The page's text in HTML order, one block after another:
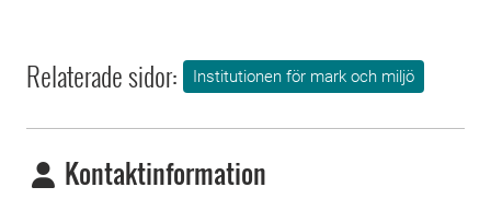
Relaterade sidor: Institutionen för mark och miljö
Kontaktinformation